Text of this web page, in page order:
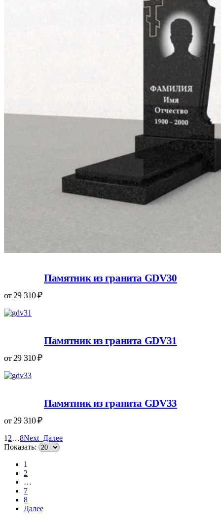
Памятник из гранита GDV30
от29 310₽
Памятник из гранита GDV31
от29 310₽
Памятник из гранита GDV33
от29 310₽
12…8Next Далее
Показать:
1
2
…
7
8
Далее